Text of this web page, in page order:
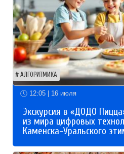
АЛГОРИТМИКА
12:05 | 16 июля
Экскурсия в «ДОДО
из мира цифровых
Каменска-Уральского